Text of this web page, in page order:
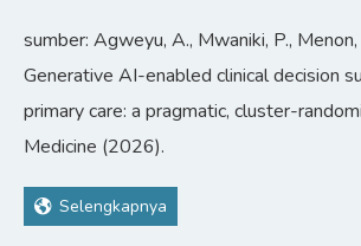
sumber: Agweyu, A., Mwaniki, P.,
Generative AI-enabled clinical decision
primary care: a pragmatic, cluster-
Medicine (2026).
Selengkapnya